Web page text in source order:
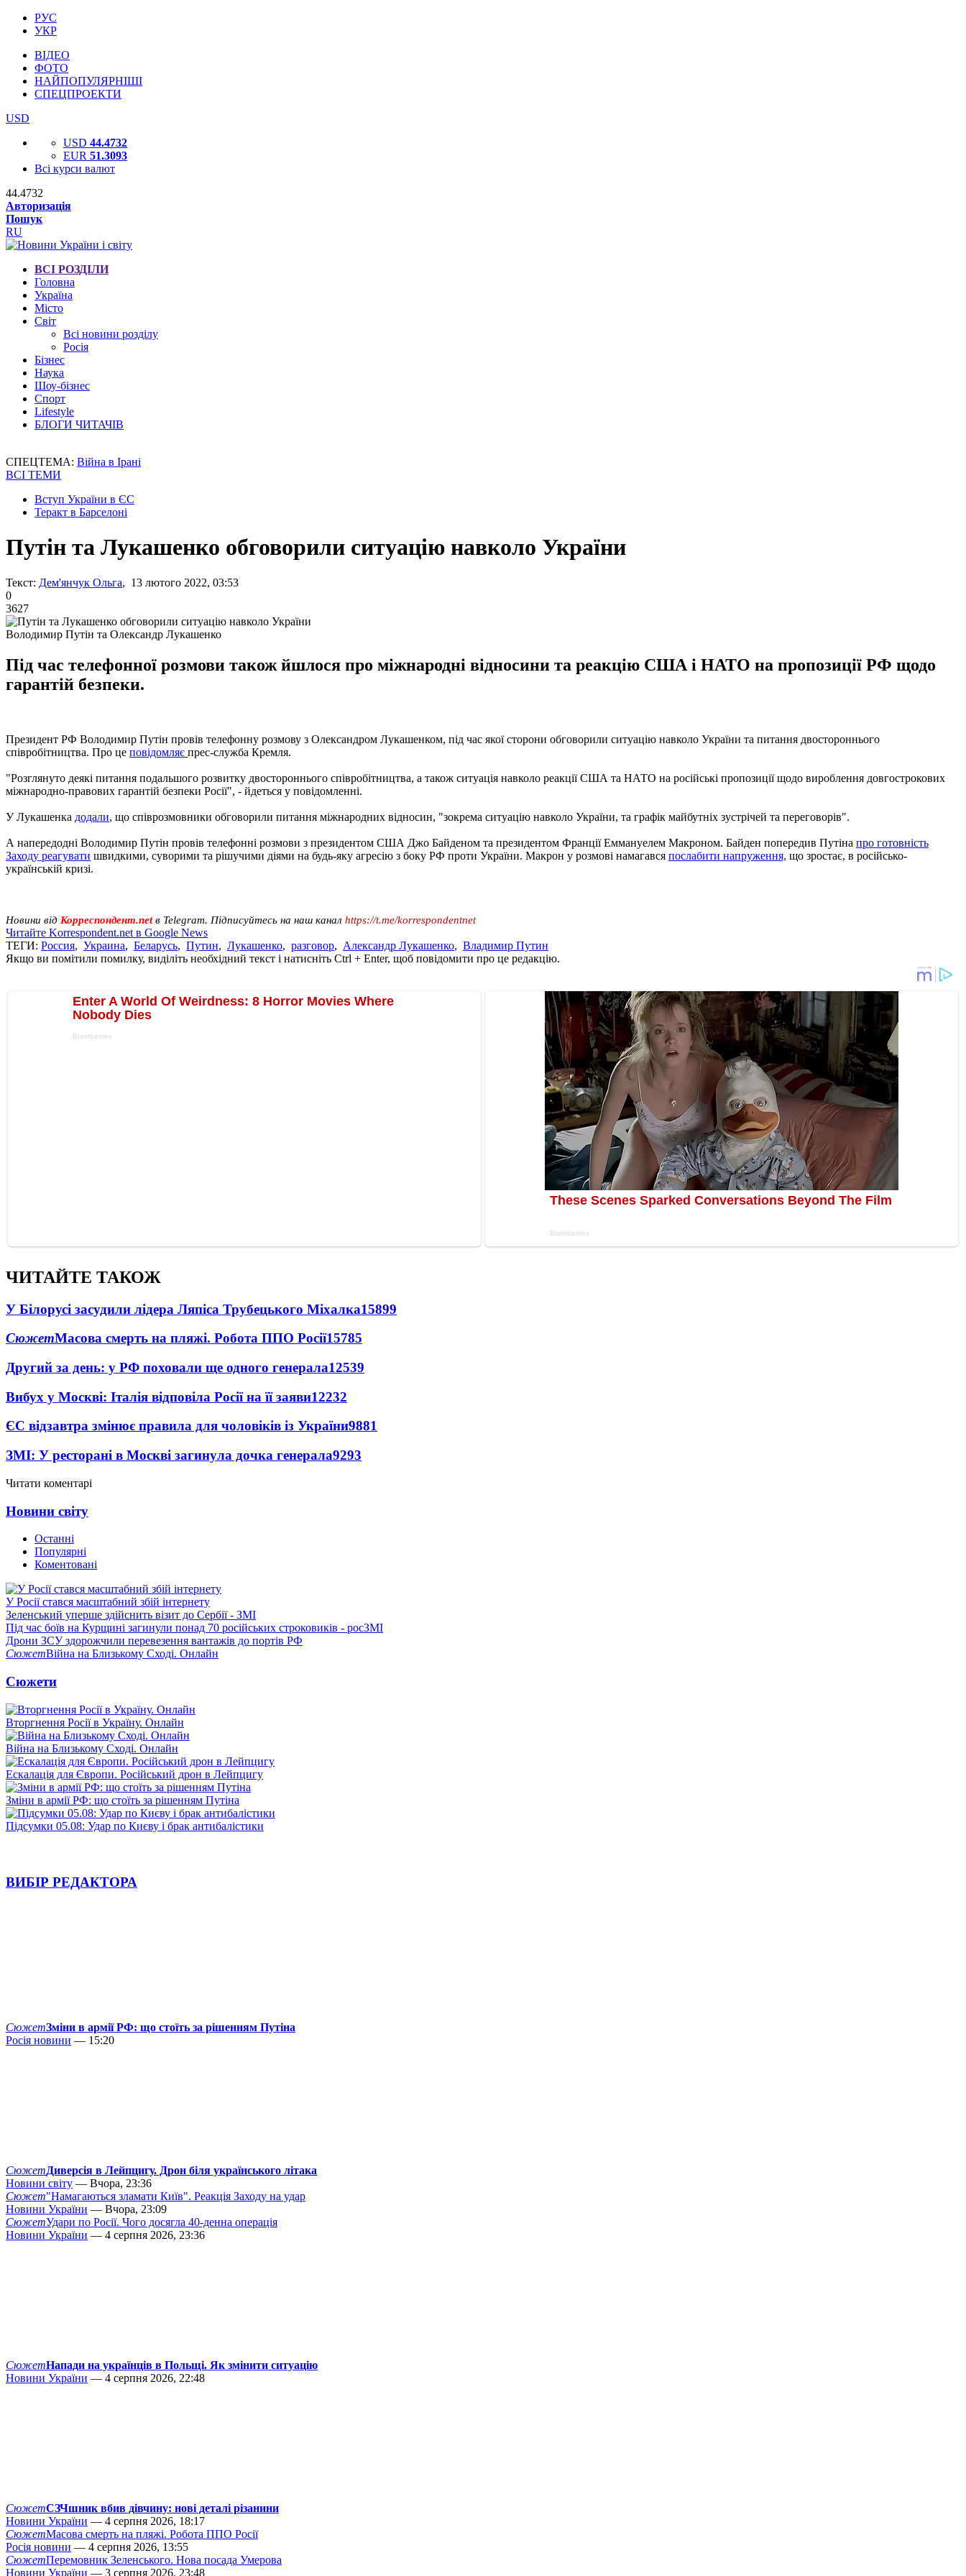
РУС
УКР
ВІДЕО
ФОТО
НАЙПОПУЛЯРНІШІ
СПЕЦПРОЕКТИ
USD
USD 44.4732
EUR 51.3093
Всі курси валют
44.4732
Авторизація
Пошук
RU
ВСІ РОЗДІЛИ
Головна
Україна
Місто
Світ
Всі новини розділу
Росія
Бізнес
Наука
Шоу-бізнес
Спорт
Lifestyle
БЛОГИ ЧИТАЧІВ
СПЕЦТЕМА: Війна в Ірані
ВСІ ТЕМИ
Вступ України в ЄС
Теракт в Барселоні
Путін та Лукашенко обговорили ситуацію навколо України
Текст: Дем'янчук Ольга, 13 лютого 2022, 03:53
0
3627
Володимир Путін та Олександр Лукашенко
Під час телефонної розмови також йшлося про міжнародні відносини та реакцію США і НАТО на пропозиції РФ щодо
гарантій безпеки.
Президент РФ Володимир Путін провів телефонну розмову з Олександром Лукашенком, під час якої сторони обговорили ситуацію навколо України та питання двостороннього
співробітництва. Про це повідомляє прес-служба Кремля.
"Розглянуто деякі питання подальшого розвитку двостороннього співробітництва, а також ситуація навколо реакції США та НАТО на російські пропозиції щодо вироблення довгострокових
міжнародно-правових гарантій безпеки Росії", - йдеться у повідомленні.
У Лукашенка додали, що співрозмовники обговорили питання міжнародних відносин, "зокрема ситуацію навколо України, та графік майбутніх зустрічей та переговорів".
А напередодні Володимир Путін провів телефонні розмови з президентом США Джо Байденом та президентом Франції Еммануелем Макроном. Байден попередив Путіна про готовність
Заходу реагувати швидкими, суворими та рішучими діями на будь-яку агресію з боку РФ проти України. Макрон у розмові намагався послабити напруження, що зростає, в російсько-
українській кризі.
Новини від Корреспондент.netв Telegram. Підписуйтесь на наш канал https://t.me/korrespondentnet
Читайте Korrespondent.net в Google News
ТЕГИ: Россия, Украина, Беларусь, Путин, Лукашенко, разговор, Александр Лукашенко, Владимир Путин
Якщо ви помітили помилку, виділіть необхідний текст і натисніть Ctrl + Enter, щоб повідомити про це редакцію.
ЧИТАЙТЕ ТАКОЖ
У Білорусі засудили лідера Ляпіса Трубецького Міхалка15899
СюжетМасова смерть на пляжі. Робота ППО Росії15785
Другий за день: у РФ поховали ще одного генерала12539
Вибух у Москві: Італія відповіла Росії на її заяви12232
ЄС відзавтра змінює правила для чоловіків із України9881
ЗМІ: У ресторані в Москві загинула дочка генерала9293
Читати коментарі
Новини світу
Останні
Популярні
Коментовані
У Росії стався масштабний збій інтернету
Зеленський уперше здійснить візит до Сербії - ЗМІ
Під час боїв на Курщині загинули понад 70 російських строковиків - росЗМІ
Дрони ЗСУ здорожчили перевезення вантажів до портів РФ
СюжетВійна на Близькому Сході. Онлайн
Сюжети
Вторгнення Росії в Україну. Онлайн
Війна на Близькому Сході. Онлайн
Ескалація для Європи. Російський дрон в Лейпцигу
Зміни в армії РФ: що стоїть за рішенням Путіна
Підсумки 05.08: Удар по Києву і брак антибалістики
ВИБІР РЕДАКТОРА
СюжетЗміни в армії РФ: що стоїть за рішенням Путіна
Росія новини — 15:20
СюжетДиверсія в Лейпцигу. Дрон біля українського літака
Новини світу — Вчора, 23:36
Сюжет"Намагаються зламати Київ". Реакція Заходу на удар
Новини України — Вчора, 23:09
СюжетУдари по Росії. Чого досягла 40-денна операція
Новини України — 4 серпня 2026, 23:36
СюжетНапади на українців в Польщі. Як змінити ситуацію
Новини України — 4 серпня 2026, 22:48
СюжетСЗЧшник вбив дівчину: нові деталі різанини
Новини України — 4 серпня 2026, 18:17
СюжетМасова смерть на пляжі. Робота ППО Росії
Росія новини — 4 серпня 2026, 13:55
СюжетПеремовник Зеленського. Нова посада Умерова
Новини України — 3 серпня 2026, 23:48